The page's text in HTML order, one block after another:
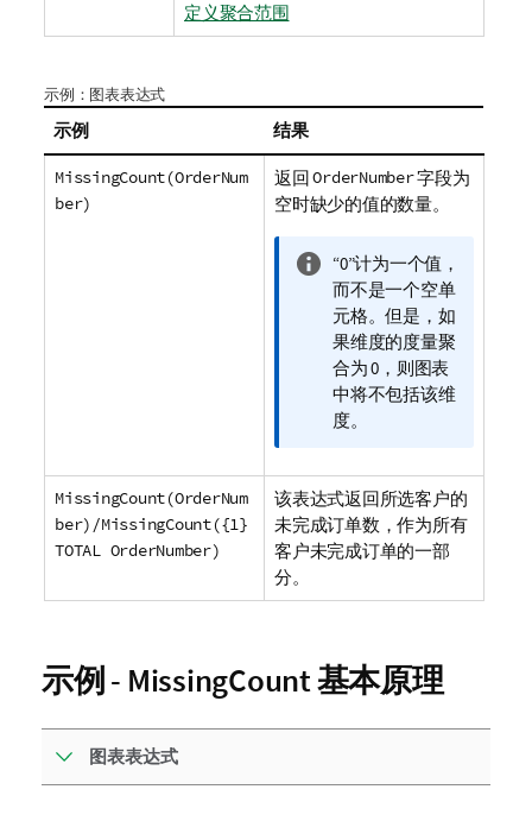
定义聚合范围
示例：图表表达式
示例 结果
MissingCount(OrderNum
ber)
返回OrderNumber字段为
空时缺少的值的数量。
信
息
注
释
“0”计为一个值，
而不是一个空单
元格。但是，如
果维度的度量聚
合为 0，则图表
中将不包括该维
度。
MissingCount(OrderNum
ber)/MissingCount({1}
TOTAL OrderNumber)
该表达式返回所选客户的
未完成订单数，作为所有
客户未完成订单的一部
分。
示例 - MissingCount 基本原理
图表表达式